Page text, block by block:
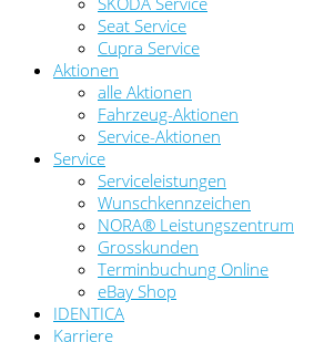
Seat Service
Cupra Service
Aktionen
alle Aktionen
Fahrzeug-Aktionen
Service-Aktionen
Service
Serviceleistungen
Wunschkennzeichen
NORA® Leistungszentrum
Grosskunden
Terminbuchung Online
eBay Shop
IDENTICA
Karriere